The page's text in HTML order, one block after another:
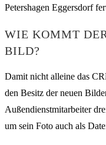
WIE KOMMT
BILD?
Damit nicht alleine das
den Besitz der neuen
Außendienstmitarbeiter
um sein Foto auch als